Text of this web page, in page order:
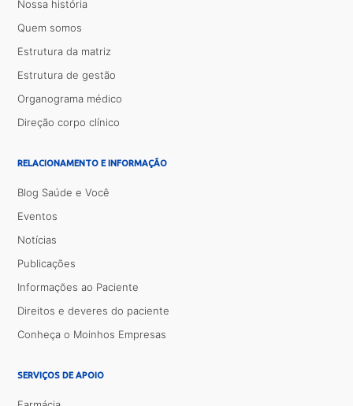
Nossa história
Quem somos
Estrutura da matriz
Estrutura de gestão
Organograma médico
Direção corpo clínico
RELACIONAMENTO E INFORMAÇÃO
Blog Saúde e Você
Eventos
Notícias
Publicações
Informações ao Paciente
Direitos e deveres do paciente
Conheça o Moinhos Empresas
SERVIÇOS DE APOIO